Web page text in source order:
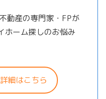
動産の専門家・FPが
ホーム探しのお悩み
細はこちら